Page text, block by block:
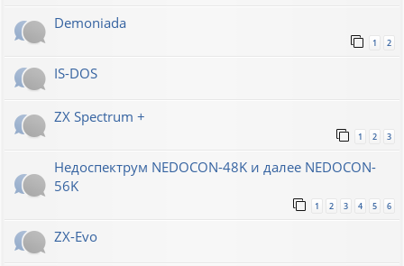
Demoniada
1 2
IS-DOS
ZX Spectrum +
1 2 3
Недоспектрум NEDOCON-48K и далее NEDOCON-
56K
1 2 3 4 5 6
ZX-Evo